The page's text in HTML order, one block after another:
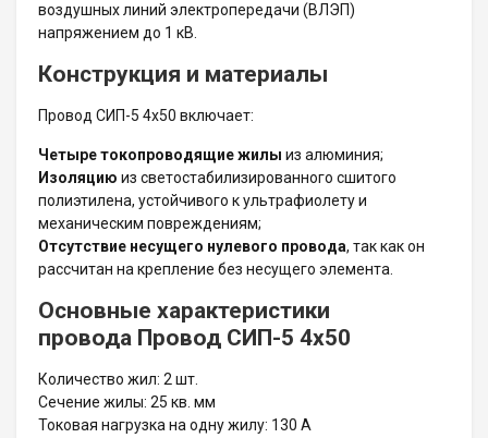
воздушных линий электропередачи (ВЛЭП)
напряжением до 1 кВ.
Конструкция и материалы
Провод СИП-5 4х50 включает:
Четыре токопроводящие жилы из алюминия;
Изоляцию из светостабилизированного сшитого
полиэтилена, устойчивого к ультрафиолету и
механическим повреждениям;
Отсутствие несущего нулевого провода, так как он
рассчитан на крепление без несущего элемента.
Основные характеристики
провода Провод СИП-5 4х50
Количество жил: 2 шт.
Сечение жилы: 25 кв. мм
Токовая нагрузка на одну жилу: 130 А